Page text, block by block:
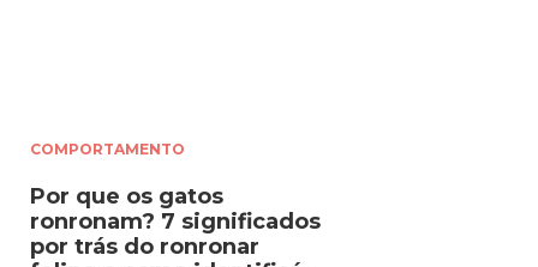
COMPORTAMENTO
Por que os gatos
ronronam? 7 significados
por trás do ronronar